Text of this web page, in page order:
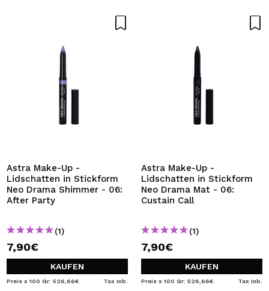
Ich habe hier kein Konto
ICH MÖCHTE MICH
Durch die Erstellung eines Kontos bei Maquillalia.de
können Sie Ihre Einkäufe schnell tätigen, den Status Ihrer
Bestellungen überprüfen und Ihre bisherigen Vorgänge
einsehen.
BENUTZERKONTO ERSTELLEN
Astra Make-Up -
Lidschatten in Stickform
Neo Drama Shimmer - 06:
After Party
(1)
7,90€
KAUFEN
Preis x 100 Gr: 526,66€ Tax Inb.
Astra Make-Up -
Lidschatten in Stickform
Neo Drama Mat - 06:
Custain Call
(1)
7,90€
KAUFEN
Preis x 100 Gr: 526,66€ Tax Inb.